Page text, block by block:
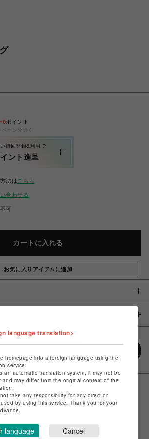
0ポイント
ーン分除く
初回登録&利用で
ント進呈
法は こちら
合わせる
可
カートに入れる
お気に入りアイテムに追加
language translation>
homepage into a foreign language using the
service.
an automatic translation system, it may not be
and may differ from the original content of the
take any responsibility for any direct or
by using this service. Thank you for your
language Cancel